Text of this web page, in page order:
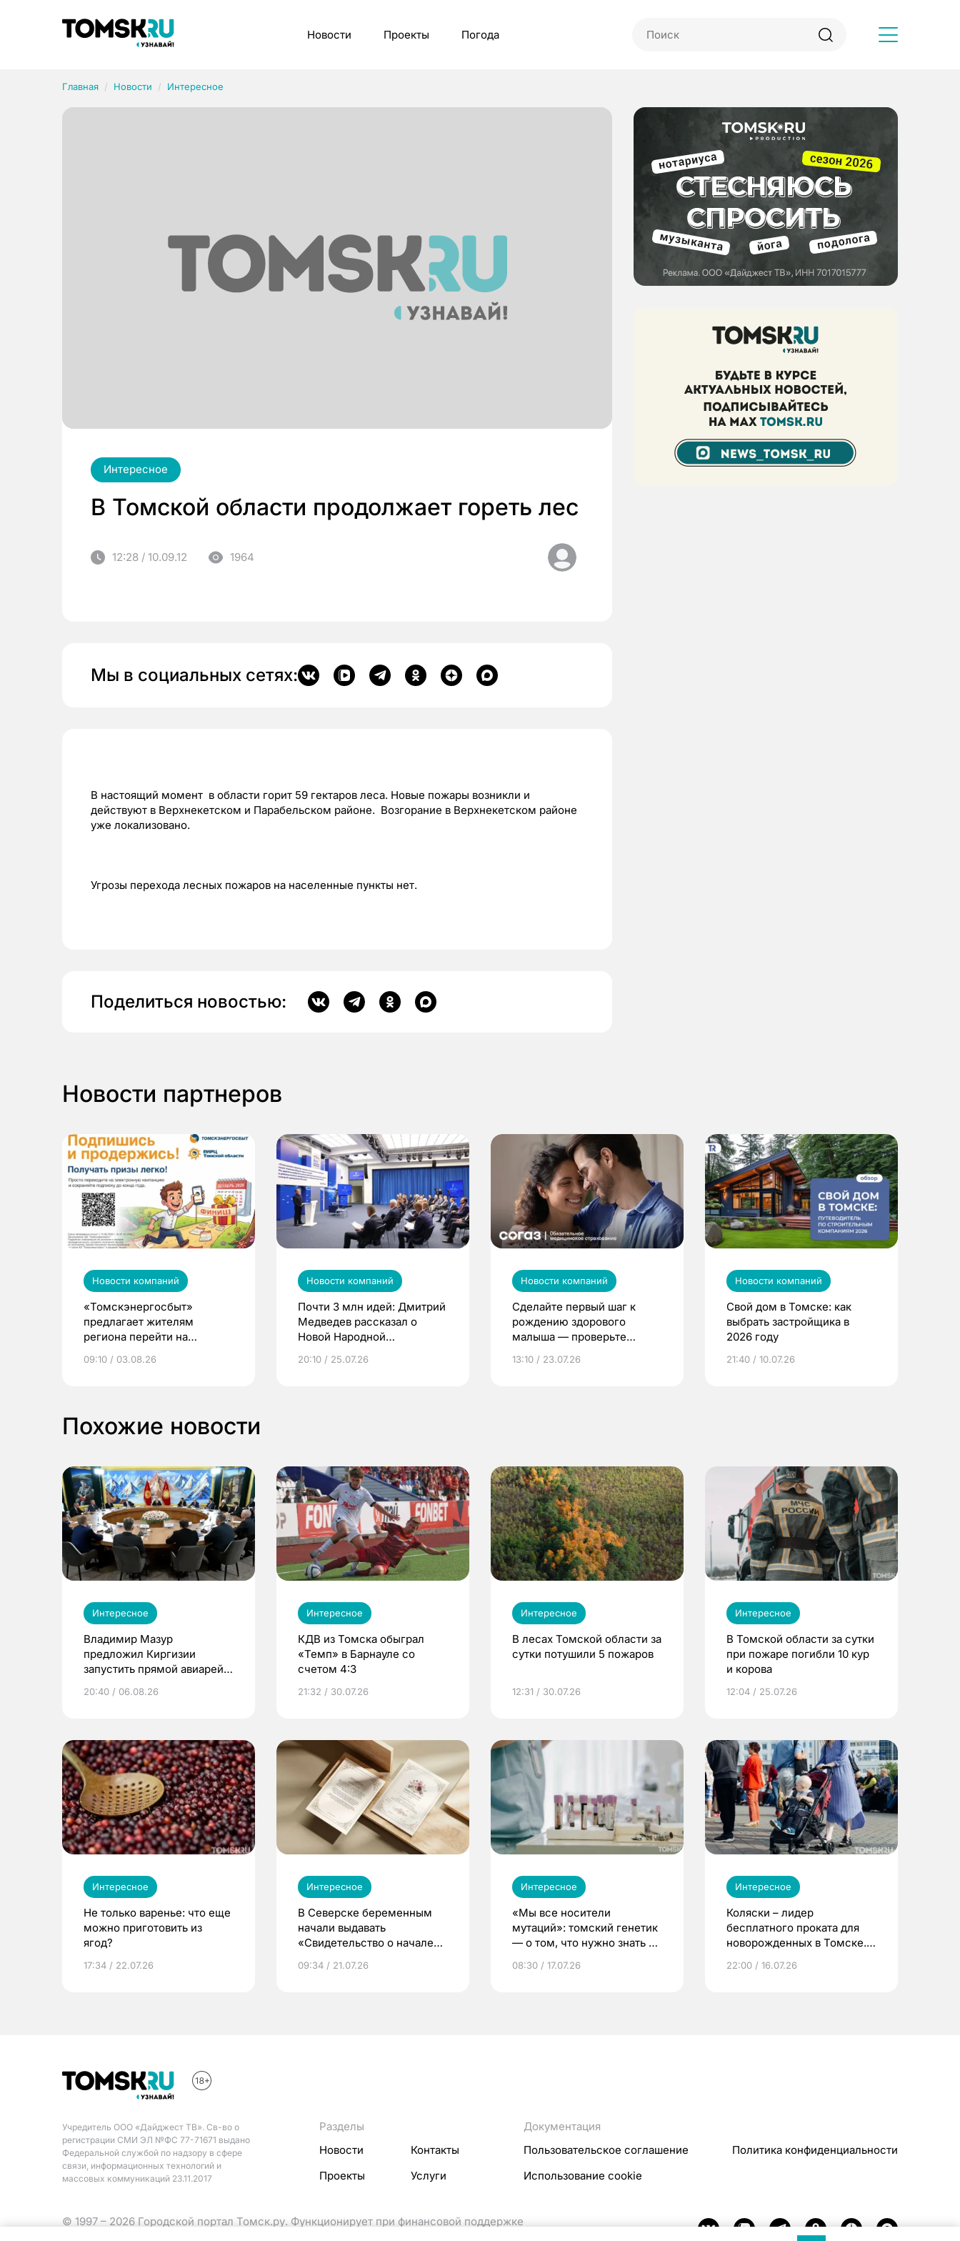
Новости Проекты Погода
Главная Новости Интересное
Интересное
В Томской области продолжает гореть лес
12:28 / 10.09.12 1964
Мы в социальных сетях:
В настоящий момент в области горит 59 гектаров леса. Новые пожары возникли и
действуют в Верхнекетском и Парабельском районе. Возгорание в Верхнекетском районе
уже локализовано.
Угрозы перехода лесных пожаров на населенные пункты нет.
Поделиться новостью:
Новости партнеров
Новости компаний
«Томскэнергосбыт»
предлагает жителям
региона перейти на
выиграть призы
09:10 / 03.08.26
Новости компаний
Почти 3 млн идей: Дмитрий
Медведев рассказал о
Новой Народной
20:10 / 25.07.26
Новости компаний
Сделайте первый шаг к
рождению здорового
малыша — проверьте
по ОМС!
13:10 / 23.07.26
Новости компаний
Свой дом в Томске: как
выбрать застройщика в
2026 году
21:40 / 10.07.26
Похожие новости
Интересное
Владимир Мазур
предложил Киргизии
запустить прямой авиарейс
20:40 / 06.08.26
Интересное
КДВ из Томска обыграл
«Темп» в Барнауле со
счетом 4:3
21:32 / 30.07.26
Интересное
В лесах Томской области за
сутки потушили 5 пожаров
12:31 / 30.07.26
Интересное
В Томской области за сутки
при пожаре погибли 10 кур
и корова
12:04 / 25.07.26
Интересное
Не только варенье: что еще
можно приготовить из
ягод?
17:34 / 22.07.26
Интересное
В Северске беременным
начали выдавать
«Свидетельство о начале
09:34 / 21.07.26
Интересное
«Мы все носители
мутаций»: томский генетик
— о том, что нужно знать до
08:30 / 17.07.26
Интересное
Коляски – лидер
бесплатного проката для
новорожденных в Томске.
22:00 / 16.07.26
Учредитель ООО «Дайджест ТВ». Св-во о
регистрации СМИ ЭЛ №ФС 77-71671 выдано
Федеральной службой по надзору в сфере
связи, информационных технологий и
массовых коммуникаций 23.11.2017
Разделы
Новости
Контакты
Проекты
Услуги
Документация
Пользовательское соглашение
Политика конфиденциальности
Использование cookie
© 1997 – 2026 Городской портал Томск.ру. Функционирует при финансовой поддержке
Рубрики